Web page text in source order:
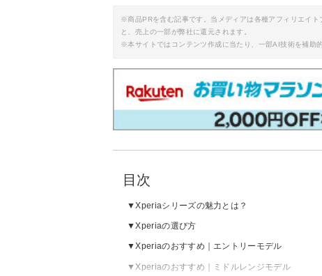
※商品PRを含む記事です。当メディアは各種アフィリエイ
と、売上の一部が弊社に還元されます。
※本サイトではコンテンツ作成に当たり、一部AI技術を補助
目次
Xperiaシリーズの魅力とは？
Xperiaの選び方
Xperiaのおすすめ｜エントリーモデル
Xperiaのおすすめ｜ミドルレンジモデル